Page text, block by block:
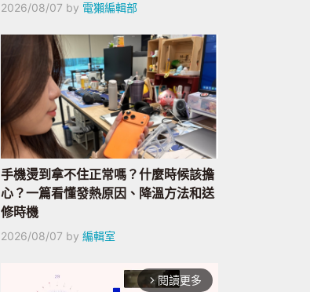
2026/08/07 by 電獺編輯部
手機燙到拿不住正常嗎？什麼時候該擔
心？一篇看懂發熱原因、降溫方法和送
修時機
2026/08/07 by 編輯室
arrow_forward_ios 閱讀更多